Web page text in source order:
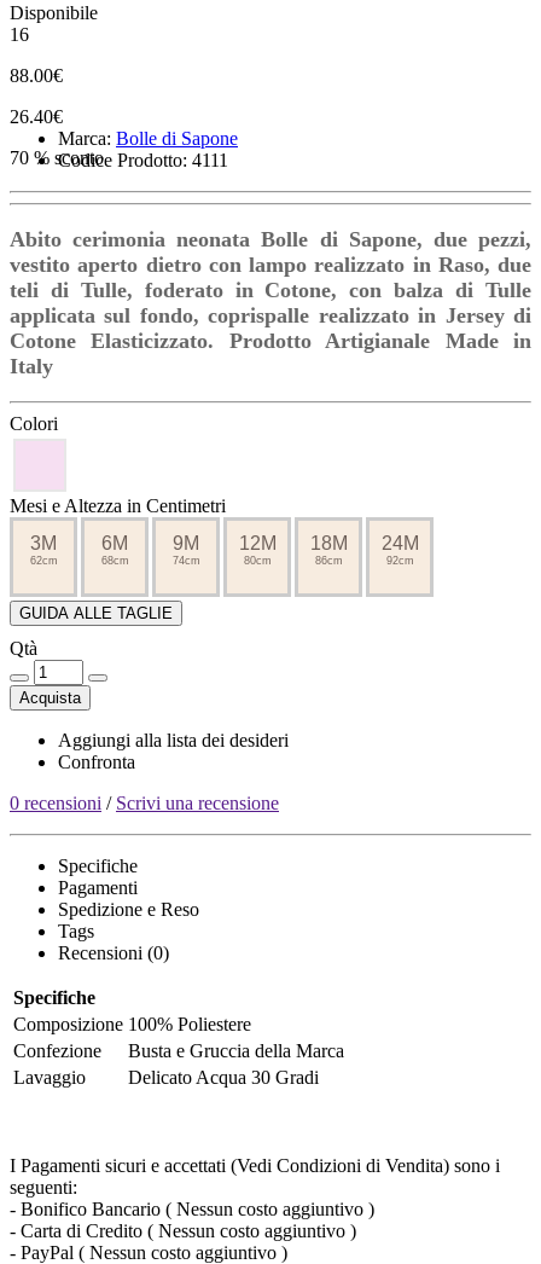
Disponibile
16
88.00€
26.40€
70 % sconto
Marca: Bolle di Sapone
Codice Prodotto: 4111
Abito cerimonia neonata Bolle di Sapone, due pezzi,
vestito aperto dietro con lampo realizzato in Raso, due
teli di Tulle, foderato in Cotone, con balza di Tulle
applicata sul fondo, coprispalle realizzato in Jersey di
Cotone Elasticizzato. Prodotto Artigianale Made in
Italy
Colori
Mesi e Altezza in Centimetri
3M
62cm
6M
68cm
9M
74cm
12M
80cm
18M
86cm
24M
92cm
GUIDA ALLE TAGLIE
Qtà
Acquista
Aggiungi alla lista dei desideri
Confronta
0 recensioni / Scrivi una recensione
Specifiche
Pagamenti
Spedizione e Reso
Tags
Recensioni (0)
Specifiche
Composizione 100% Poliestere
Confezione
Busta e Gruccia della Marca
Lavaggio
Delicato Acqua 30 Gradi
I Pagamenti sicuri e accettati (Vedi Condizioni di Vendita) sono i
seguenti:
- Bonifico Bancario ( Nessun costo aggiuntivo )
- Carta di Credito ( Nessun costo aggiuntivo )
- PayPal ( Nessun costo aggiuntivo )